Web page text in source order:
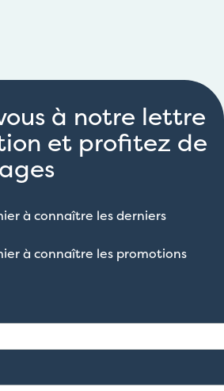
à notre lettre
et profitez de
à connaître les derniers
à connaître les promotions